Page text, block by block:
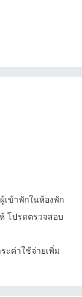
เข้าพักในห้องพัก
โปรดตรวจสอบ
ะค่าใช้จ่ายเพิ่ม